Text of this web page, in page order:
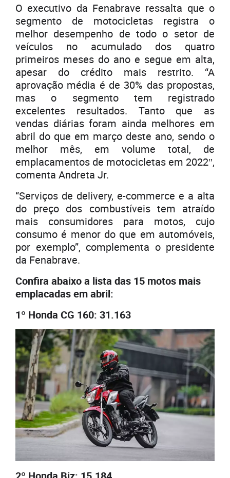
O executivo da Fenabrave ressalta que o
segmento de motocicletas registra o
melhor desempenho de todo o setor de
veículos no acumulado dos quatro
primeiros meses do ano e segue em alta,
apesar do crédito mais restrito. “A
aprovação média é de 30% das propostas,
mas o segmento tem registrado
excelentes resultados. Tanto que as
vendas diárias foram ainda melhores em
abril do que em março deste ano, sendo o
melhor mês, em volume total, de
emplacamentos de motocicletas em 2022″,
comenta Andreta Jr.
“Serviços de delivery, e-commerce e a alta
do preço dos combustíveis tem atraído
mais consumidores para motos, cujo
consumo é menor do que em automóveis,
por exemplo”, complementa o presidente
da Fenabrave.
Confira abaixo a lista das 15 motos mais
emplacadas em abril:
1º Honda CG 160: 31.163